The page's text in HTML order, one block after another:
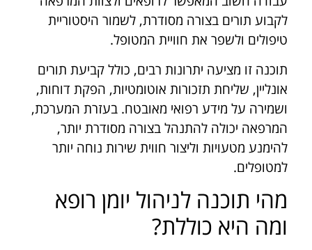
לקבוע תורים בצורה מסודרת, לשמור היסטוריית
טיפולים ולשפר את חוויית המטופל.
תוכנה זו מציעה יתרונות רבים, כולל קביעת תורים
אונליין, שליחת תזכורות אוטומטיות, הפקת דוחות,
ושמירה על מידע רפואי מאובטח. בעזרת המערכת,
המרפאה יכולה להתנהל בצורה מסודרת יותר,
להימנע מטעויות וליצור חווית שירות נוחה יותר
למטופלים.
מהי תוכנה לניהול יומן רופא
ומה היא כוללת?